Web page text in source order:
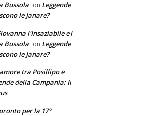
Bussola on Leggende
le Janare?
l'Insaziabile e i
Bussola on Leggende
le Janare?
tra Posillipo e
della Campania: Il
per la 17°